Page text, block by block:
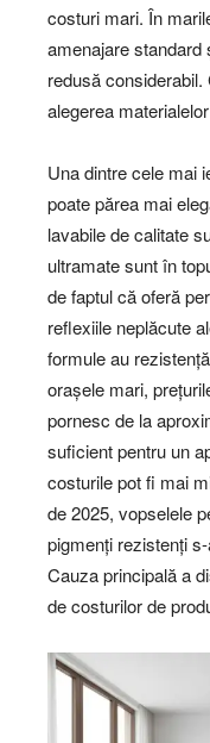
costuri mari. În
amenajare standard
redusă
alegerea
Una dintre cele mai
poate părea mai
lavabile de calitate
ultramate sunt în
de faptul că oferă
reflexiile neplăcute
formule au
orașele mari,
pornesc de la
suficient pentru un
costurile pot fi mai
de 2025, vopselele
pigmenți rezistenți
Cauza principală a
de costurilor de